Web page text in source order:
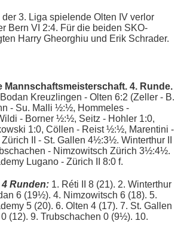
3. Liga spielende Olten IV verlor
Bern VI 2:4. Für die beiden SKO-
Harry Gheorghiu und Erik Schrader.
Mannschaftsmeisterschaft. 4. Runde.
Bodan Kreuzlingen - Olten 6:2 (Zeller - B.
- Su. Malli ½:½, Hommeles -
- Borner ½:½, Seitz - Hohler 1:0,
1:0, Cöllen - Reist ½:½, Marentini -
II - St. Gallen 4½:3½. Winterthur II
- Nimzowitsch Zürich 3½:4½.
Lugano - Zürich II 8:0 f.
Runden: 1. Réti II 8 (21). 2. Winterthur
6 (19½). 4. Nimzowitsch 6 (18). 5.
5 (20). 6. Olten 4 (17). 7. St. Gallen
(12). 9. Trubschachen 0 (9½). 10.